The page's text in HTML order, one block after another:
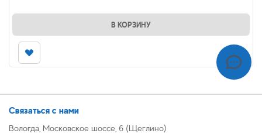
В КОРЗИНУ
Связаться с нами
Вологда, Московское шоссе, 6 (Щеглино)